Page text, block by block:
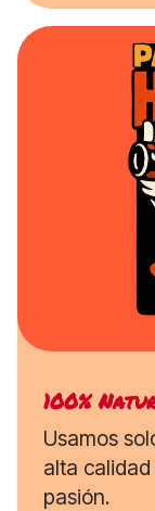
100%
Usamos
alta
pasión.